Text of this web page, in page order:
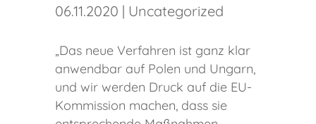
06.11.2020 | Uncategorized
„Das neue Verfahren ist ganz klar
anwendbar auf Polen und Ungarn,
und wir werden Druck auf die EU-
Kommission machen, dass sie